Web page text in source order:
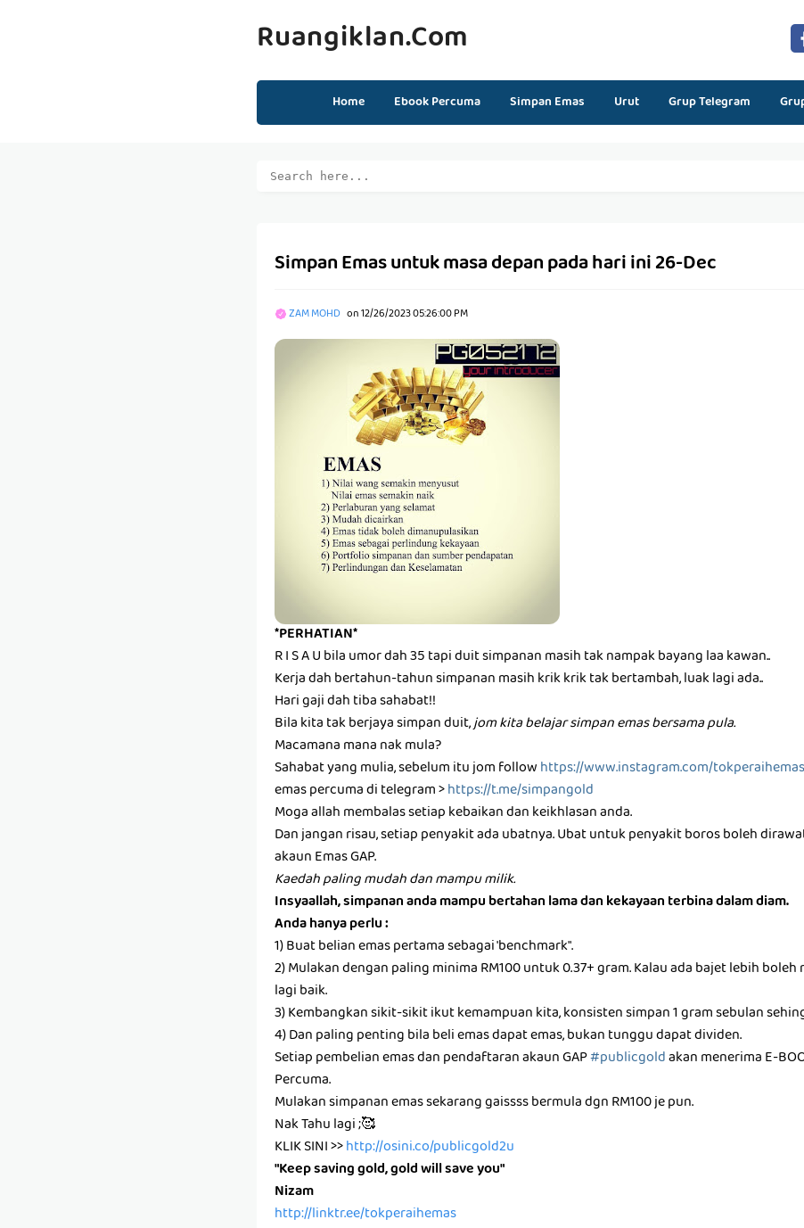
Ruangiklan.com
Home Ebook Percuma Simpan Emas Urut Grup Telegram
Simpan Emas untuk masa depan pada hari ini 26-Dec
ZAM MOHD on12/26/2023 05:26:00 PM
*PERHATIAN*
R I S A U bila umor dah 35 tapi duit simpanan masih tak nampak bayang laa kawan..
Kerja dah bertahun-tahun simpanan masih krik krik tak bertambah, luak lagi ada..
Hari gaji dah tiba sahabat!!
Bila kita tak berjaya simpan duit,jom kita belajar simpan emas bersama pula.
Macamana mana nak mula?
Sahabat yang mulia, sebelum itu jom followhttps://www.instagram.com/tokperaihemas
emas percuma di telegram >https://t.me/simpangold
Moga allah membalas setiap kebaikan dan keikhlasan anda.
Dan jangan risau, setiap penyakit ada ubatnya. Ubat untuk penyakit boros boleh
akaun Emas GAP.
Kaedah paling mudah dan mampu milik.
Insyaallah, simpanan anda mampu bertahan lama dan kekayaan terbina dalam diam.
Anda hanya perlu :
1) Buat belian emas pertama sebagai 'benchmark".
2) Mulakan dengan paling minima RM100 untuk 0.37+ gram. Kalau ada bajet lebih
lagi baik.
3) Kembangkan sikit-sikit ikut kemampuan kita, konsisten simpan 1 gram sebulan
4) Dan paling penting bila beli emas dapat emas, bukan tunggu dapat dividen.
Setiap pembelian emas dan pendaftaran akaun GAP#publicgoldakan menerima E-
Percuma.
Mulakan simpanan emas sekarang gaissss bermula dgn RM100 je pun.
Nak Tahu lagi ;🥰
KLIK SINI >>http://osini.co/publicgold2u
"Keep saving gold, gold will save you"
Nizam
http://linktr.ee/tokperaihemas